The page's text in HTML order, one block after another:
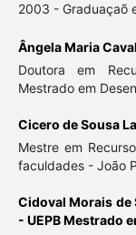
2003 - Graduaçaõ
Ângela Maria
Doutora em
Mestrado em
Cicero de Sousa
Mestre em
faculdades - João
Cidoval Morais de
- UEPB Mestrado